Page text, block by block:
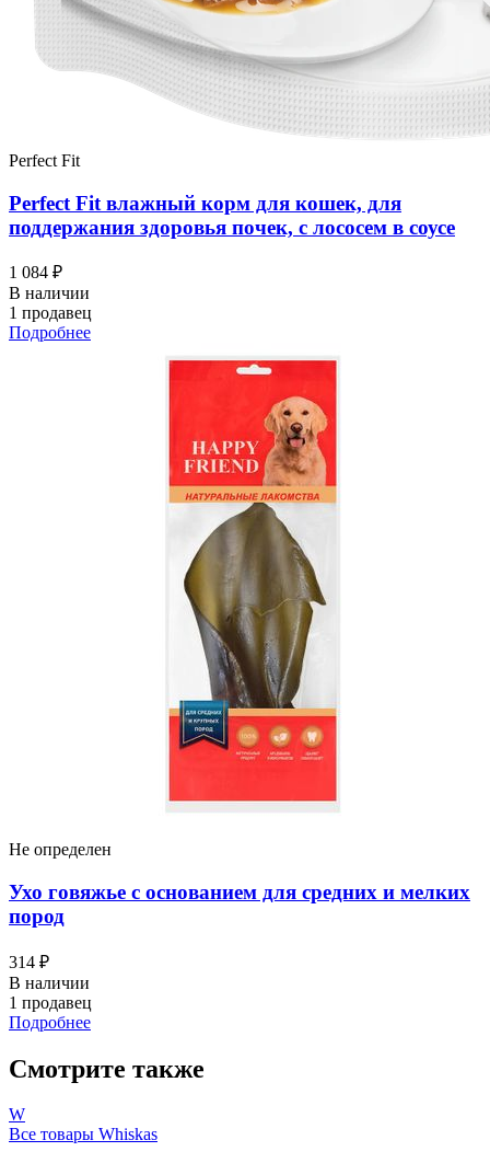
Perfect Fit
Perfect Fit влажный корм для кошек, для
поддержания здоровья почек, с лососем в соусе
1 084 ₽
В наличии
1 продавец
Подробнее
Не определен
Ухо говяжье с основанием для средних и мелких
пород
314 ₽
В наличии
1 продавец
Подробнее
Смотрите также
W
Все товары Whiskas